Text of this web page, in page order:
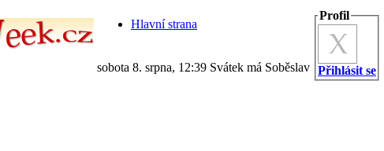
Hlavní strana
sobota 8. srpna, 12:39 Svátek má Soběslav
Profil
Přihlásit se